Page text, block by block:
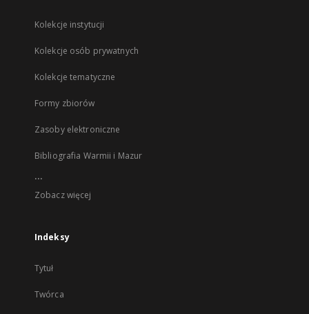
Kolekcje instytucji
Kolekcje osób prywatnych
Kolekcje tematyczne
Formy zbiorów
Zasoby elektroniczne
Bibliografia Warmii i Mazur
...
Zobacz więcej
Indeksy
Tytuł
Twórca